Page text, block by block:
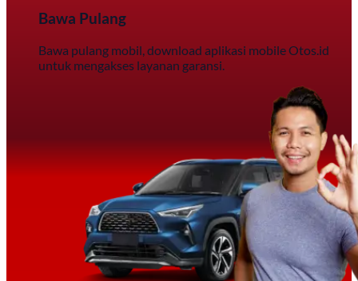
Bawa Pulang
Bawa pulang mobil, download aplikasi mobile Otos.id
untuk mengakses layanan garansi.